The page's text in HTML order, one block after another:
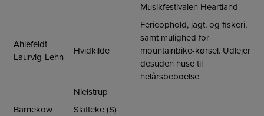
Musikfestivalen Heartland
Ahlefeldt-
Laurvig-Lehn
Hvidkilde
Ferieophold, jagt, og fiskeri,
samt mulighed for
mountainbike-kørsel. Udlejer
desuden huse til
helårsbeboelse
Nielstrup
Barnekow
Slätteke (S)